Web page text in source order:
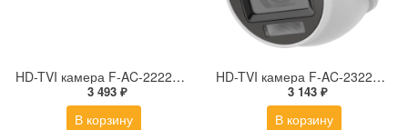
HD-TVI камера F-AC-2222M(2.8mm)
3 493 ₽
В корзину
HD-TVI камера F-AC-2322M(2.8mm)
3 143 ₽
В корзину